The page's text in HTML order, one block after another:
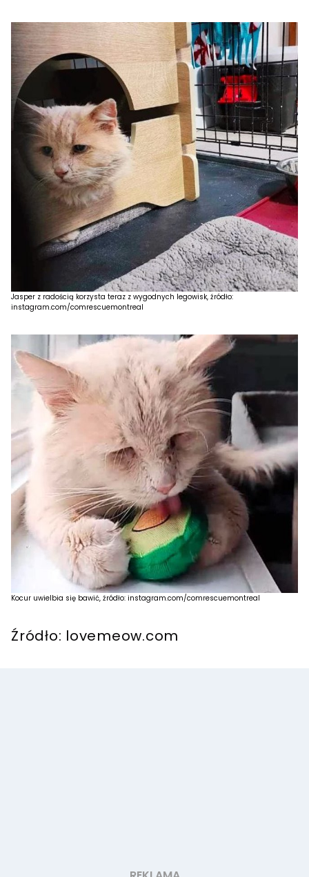
Jasper z radością korzysta teraz z wygodnych legowisk, źródło:
instagram.com/comrescuemontreal
Kocur uwielbia się bawić, źródło: instagram.com/comrescuemontreal
Źródło: lovemeow.com